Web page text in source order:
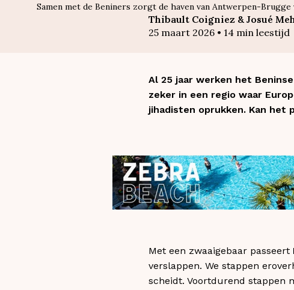
Samen met de Beniners zorgt de haven van Antwerpen-
Thibault Coigniez & Josué
25 maart 2026 • 14 min leestijd
Al 25 jaar werken het
zeker in een regio waar
jihadisten oprukken. Kan het
Met een zwaaigebaar passeert
verslappen. We stappen
scheidt. Voortdurend stappen